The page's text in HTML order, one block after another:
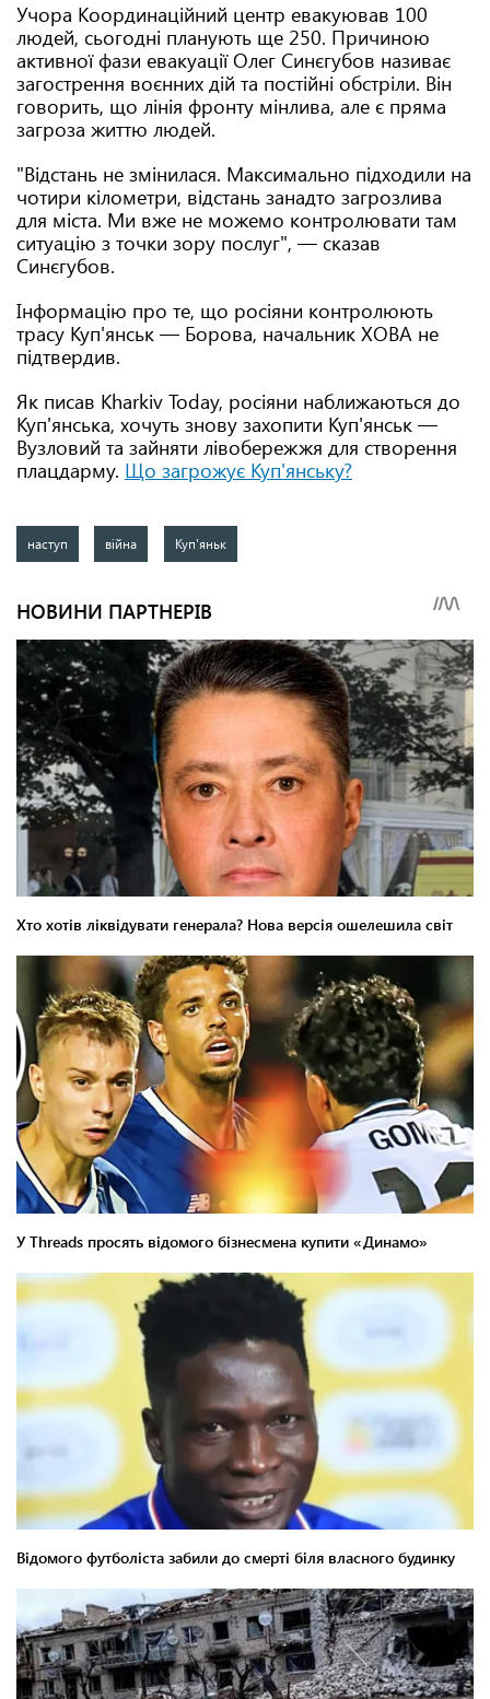
Учора Координаційний центр евакуював 100
людей, сьогодні планують ще 250. Причиною
активної фази евакуації Олег Синєгубов називає
загострення воєнних дій та постійні обстріли. Він
говорить, що лінія фронту мінлива, але є пряма
загроза життю людей.
"Відстань не змінилася. Максимально підходили на
чотири кілометри, відстань занадто загрозлива
для міста. Ми вже не можемо контролювати там
ситуацію з точки зору послуг", — сказав
Синєгубов.
Інформацію про те, що росіяни контролюють
трасу Куп'янськ — Борова, начальник ХОВА не
підтвердив.
Як писав Kharkiv Today, росіяни наближаються до
Куп'янська, хочуть знову захопити Куп'янськ —
Вузловий та зайняти лівобережжя для створення
плацдарму. Що загрожує Куп'янську?
наступ війна Куп'яньк